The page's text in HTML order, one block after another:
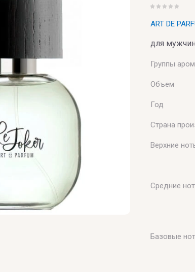
ART DE
для
Группы
Объем
Год
Страна
Верхние
Средние
Базовые
Versace
Vertus
Victoria's Secret
VIKTOR & ROLF
VILHELM PARFUMERIE
Vince Camuto